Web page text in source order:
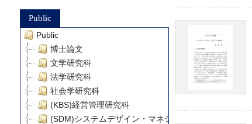
Public
Public
博士論文
文学研究科
法学研究科
社会学研究科
(KBS)経営管理研究科
(SDM)システムデザイン・マネジメント研究科